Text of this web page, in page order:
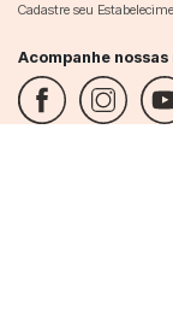
Cadastre seu
Acompanhe